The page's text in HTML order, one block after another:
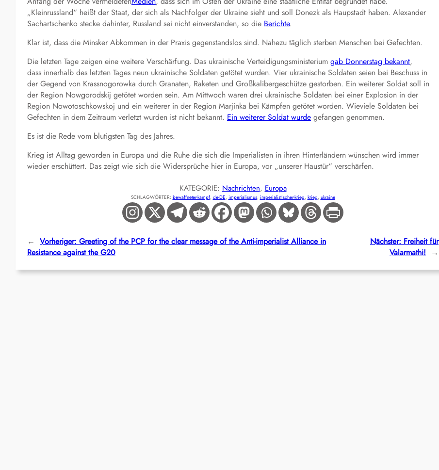
„Kleinrussland“ heißt der Staat, der sich als Nachfolger der Ukraine sieht und soll Donezk als Haupstadt haben. Alexander
Sachartschenko stecke dahinter, Russland sei nicht einverstanden, so die Berichte.
Klar ist, dass die Minsker Abkommen in der Praxis gegenstandslos sind. Nahezu täglich sterben Menschen bei Gefechten.
Die letzten Tage zeigen eine weitere Verschärfung. Das ukrainische Verteidigungsministerium gab Donnerstag bekannt,
dass innerhalb des letzten Tages neun ukrainische Soldaten getötet wurden. Vier ukrainische Soldaten seien bei Beschuss in
der Gegend von Krassnogorowka durch Granaten, Raketen und Großkalibergeschütze gestorben. Ein weiterer Soldat soll in
der Region Nowgorodskij getötet worden sein. Am Mittwoch waren drei ukrainische Soldaten bei einer Explosion in der
Region Nowotoschkowskoj und ein weiterer in der Region Marjinka bei Kämpfen getötet worden. Wieviele Soldaten bei
Gefechten in dem Zeitraum verletzt wurden ist nicht bekannt. Ein weiterer Soldat wurde gefangen genommen.
Es ist die Rede vom blutigsten Tag des Jahres.
Krieg ist Alltag geworden in Europa und die Ruhe die sich die Imperialisten in ihren Hinterländern wünschen wird immer
wieder erschüttert. Das zeigt wie sich die Widersprüche hier in Europa, vor „unserer Haustür“ verschärfen.
KATEGORIE: Nachrichten, Europa
SCHLAGWÖRTER: bewaffneter-kampf, de-DE, imperialismus, imperialistischer-krieg, krieg, ukraine
← Vorheriger: Greeting of the PCP for the clear message of the Anti-imperialist Alliance in
Resistance against the G20
Nächster: Freiheit für
Valarmathi!
→